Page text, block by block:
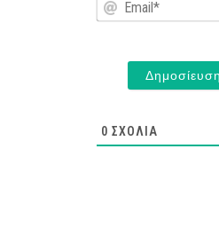
0 ΣΧΌΛΙΑ